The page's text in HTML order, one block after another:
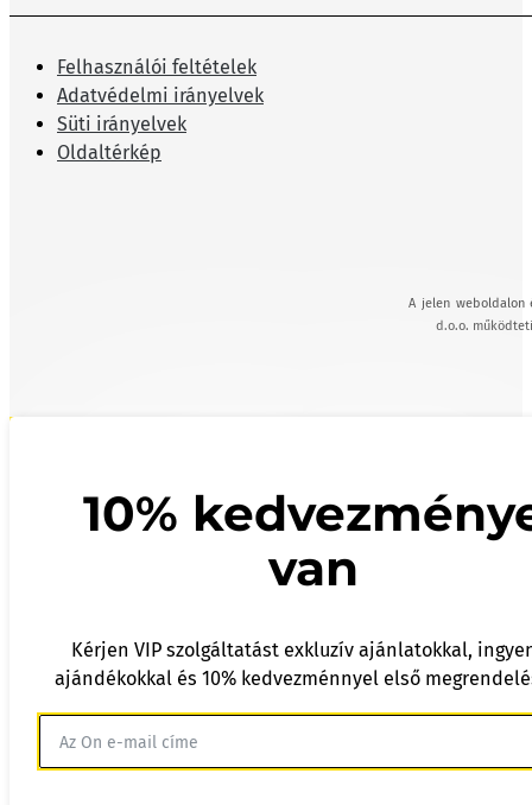
Felhasználói feltételek
Adatvédelmi irányelvek
Süti irányelvek
Oldaltérkép
A jelen weboldalon
d.o.o.
10%
van
Kérjen VIP szolgáltatást exkluzív ajánlatokkal,
ajándékokkal és 10% kedvezménnyel első